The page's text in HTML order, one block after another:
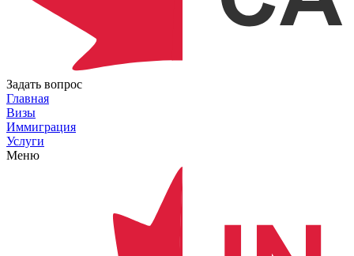
Задать вопрос
Главная
Визы
Иммиграция
Услуги
Меню